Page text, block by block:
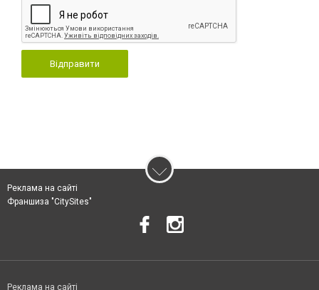
Відправити
Реклама на сайті
Франшиза "CitySites"
Реклама на сайті